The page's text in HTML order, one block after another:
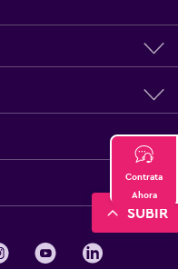
SUBIR
Contrata
Ahora